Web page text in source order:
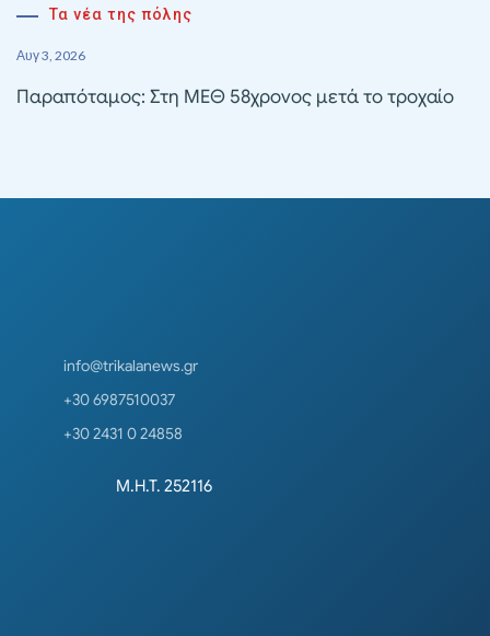
Τα νέα της πόλης
Αυγ 3, 2026
Παραπόταμος: Στη ΜΕΘ 58χρονος μετά το τροχαίο
info@trikalanews.gr
+30 6987510037
+30 2431 0 24858
Μ.Η.Τ. 252116